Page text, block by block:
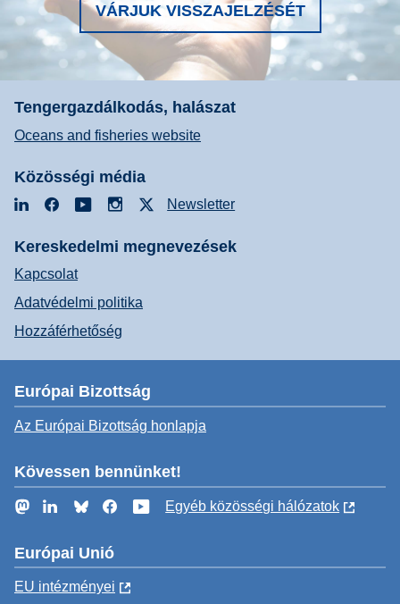
VÁRJUK VISSZAJELZÉSÉT
Tengergazdálkodás, halászat
Oceans and fisheries website
Közösségi média
LinkedInFacebookYouTubeInstagramNewsletter
Kereskedelmi megnevezések
Kapcsolat
Adatvédelmi politika
Hozzáférhetőség
Európai Bizottság
Az Európai Bizottság honlapja
Kövessen bennünket!
MastodonLinkedInBlueskyFacebookYouTube
Egyéb közösségi hálózatok
Európai Unió
EU intézményei